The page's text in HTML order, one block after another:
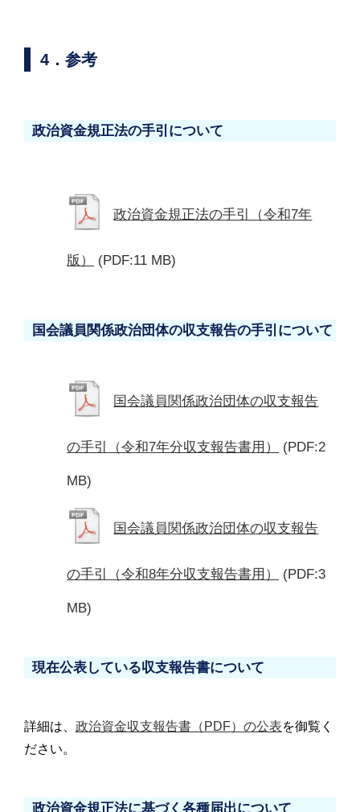
4．参考
政治資金規正法の手引について
政治資金規正法の手引（令和7年
版） (PDF:11 MB)
国会議員関係政治団体の収支報告の手引について
国会議員関係政治団体の収支報告
の手引（令和7年分収支報告書用） (PDF:2
MB)
国会議員関係政治団体の収支報告
の手引（令和8年分収支報告書用） (PDF:3
MB)
現在公表している収支報告書について
詳細は、 政治資金収支報告書（PDF）の公表を御覧く
ださい。
政治資金規正法に基づく各種届出について